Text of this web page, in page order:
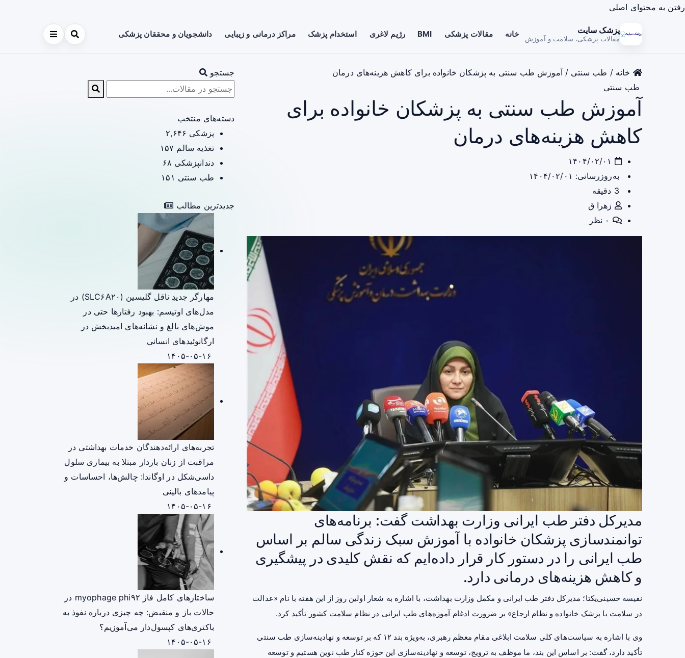
رفتن به محتوای اصلی
پزشک سایت
مقالات پزشکی، سلامت و آموزش خانه مقالات پزشکی BMI رژیم لاغری استخدام پزشک مراکز درمانی و زیبایی دانشجویان و محققان پزشکی
خانه / طب سنتی / آموزش طب سنتی به پزشکان خانواده برای کاهش هزینه‌های درمان
طب سنتی
آموزش طب سنتی به پزشکان خانواده برای
کاهش هزینه‌های درمان
به‌روزرسانی: ۱۴۰۴/۰۲/۰۱
زهرا ق
مدیرکل دفتر طب ایرانی وزارت بهداشت گفت: برنامه‌های
توانمندسازی پزشکان خانواده با آموزش سبک زندگی سالم بر اساس
طب ایرانی را در دستور کار قرار داده‌ایم که نقش کلیدی در پیشگیری
و کاهش هزینه‌های درمانی دارد.
نفیسه حسینی‌یکتا؛ مدیرکل دفتر طب ایرانی و مکمل وزارت بهداشت، با اشاره به شعار اولین روز از این هفته با نام «عدالت
در سلامت با پزشک خانواده و نظام ارجاع» بر ضرورت ادغام آموزه‌های طب ایرانی در نظام سلامت کشور تأکید کرد.
وی با اشاره به سیاست‌های کلی سلامت ابلاغی مقام معظم رهبری، به‌ویژه بند ۱۲ که بر توسعه و نهادینه‌سازی طب سنتی
تأکید دارد، گفت: بر اساس این بند، ما موظف به ترویج، توسعه و نهادینه‌سازی این حوزه کنار طب نوین هستیم و توسعه
جستجو
دسته‌های منتخب
پزشکی ۲,۶۴۶
تغذیه سالم ۱۵۷
دندانپزشکی ۶۸
طب سنتی ۱۵۱
جدیدترین مطالب
مهارگر جدیدِ ناقل گلیسین (SLC۶A۲۰) در
مدل‌های اوتیسم: بهبود رفتارها حتی در
موش‌های بالغ و نشانه‌های امیدبخش در
ارگانوئیدهای انسانی
تجربه‌های ارائه‌دهندگان خدمات بهداشتی در
مراقبت از زنان باردار مبتلا به بیماری سلول
داسی‌شکل در اوگاندا: چالش‌ها، احساسات و
پیامدهای بالینی
ساختارهای کامل فاژ myophage phi۹۲ در
حالات باز و منقبض: چه چیزی درباره نفوذ به
باکتری‌های کپسول‌دار می‌آموزیم؟